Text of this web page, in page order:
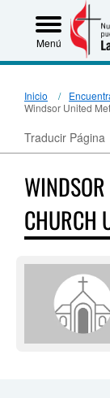
Menú
Inicio
Windsor United
Traducir Página
CHURCH